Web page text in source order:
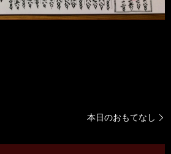
本日のおもてなし